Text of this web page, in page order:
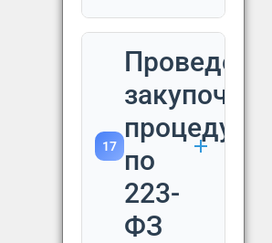
17
процедур
по
223-
ФЗ